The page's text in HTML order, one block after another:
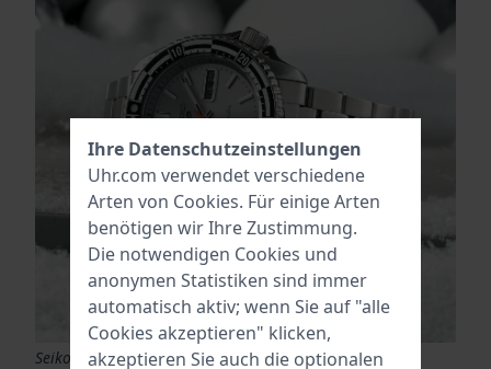
Seiko 5 Sports SRPK09K1
Ihre Datenschutzeinstellungen
Uhr.com verwendet verschiedene
Arten von Cookies. Für einige Arten
benötigen wir Ihre Zustimmung.
Die notwendigen Cookies und
anonymen Statistiken sind immer
automatisch aktiv; wenn Sie auf "alle
Cookies akzeptieren" klicken,
akzeptieren Sie auch die optionalen